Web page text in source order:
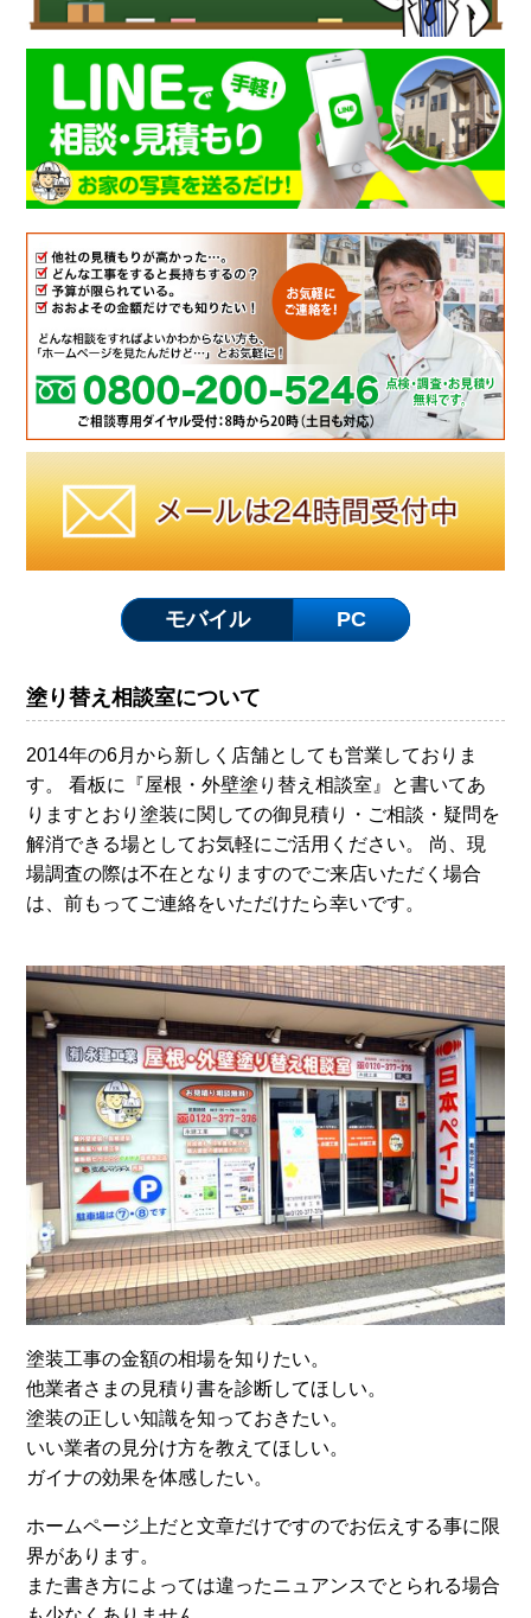
モバイル PC
塗り替え相談室について
2014年の6月から新しく店舗としても営業しておりま
す。 看板に『屋根・外壁塗り替え相談室』と書いてあ
りますとおり塗装に関しての御見積り・ご相談・疑問を
解消できる場としてお気軽にご活用ください。 尚、現
場調査の際は不在となりますのでご来店いただく場合
は、前もってご連絡をいただけたら幸いです。
塗装工事の金額の相場を知りたい。
他業者さまの見積り書を診断してほしい。
塗装の正しい知識を知っておきたい。
いい業者の見分け方を教えてほしい。
ガイナの効果を体感したい。
ホームページ上だと文章だけですのでお伝えする事に限
界があります。
また書き方によっては違ったニュアンスでとられる場合